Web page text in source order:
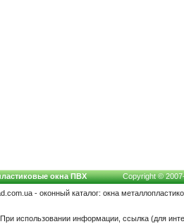
окна ПВХ
Copyright ©
- оконный каталог: окна
При использовании информации, ссылка (для